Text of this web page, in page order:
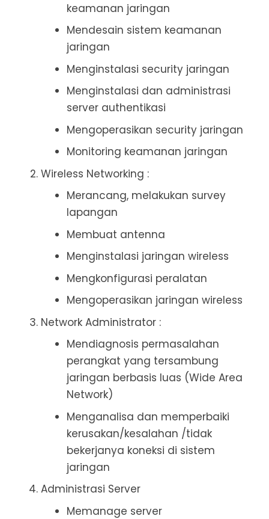
keamanan jaringan
Mendesain sistem keamanan
jaringan
Menginstalasi security jaringan
Menginstalasi dan administrasi
server authentikasi
Mengoperasikan security jaringan
Monitoring keamanan jaringan
Wireless Networking :
Merancang, melakukan survey
lapangan
Membuat antenna
Menginstalasi jaringan wireless
Mengkonfigurasi peralatan
Mengoperasikan jaringan wireless
Network Administrator :
Mendiagnosis permasalahan
perangkat yang tersambung
jaringan berbasis luas (Wide Area
Network)
Menganalisa dan memperbaiki
kerusakan/kesalahan /tidak
bekerjanya koneksi di sistem
jaringan
Administrasi Server
Memanage server